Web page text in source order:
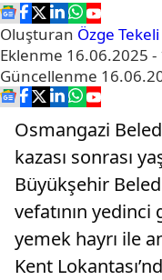
Oluşturan Özge Tekeli
Eklenme 16.06.2025 -
Güncellenme
Osmangazi
kazası sonrası
Büyükşehir
vefatının
yemek hayrı ile
Kent